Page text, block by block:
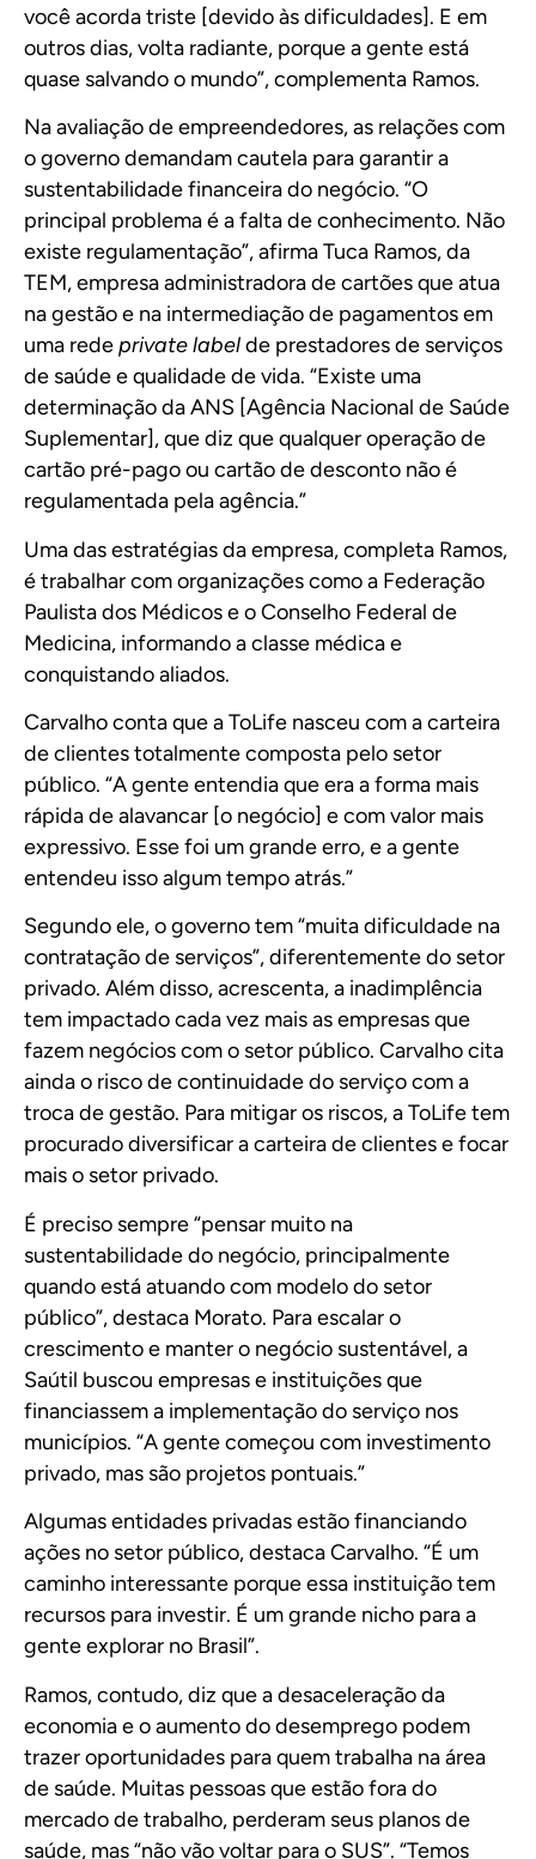
você acorda triste [devido às dificuldades]. E em
outros dias, volta radiante, porque a gente está
quase salvando o mundo”, complementa Ramos.
Na avaliação de empreendedores, as relações com
o governo demandam cautela para garantir a
sustentabilidade financeira do negócio. “O
principal problema é a falta de conhecimento. Não
existe regulamentação”, afirma Tuca Ramos, da
TEM, empresa administradora de cartões que atua
na gestão e na intermediação de pagamentos em
uma redeprivate labelde prestadores de serviços
de saúde e qualidade de vida. “Existe uma
determinação da ANS [Agência Nacional de Saúde
Suplementar], que diz que qualquer operação de
cartão pré-pago ou cartão de desconto não é
regulamentada pela agência.”
Uma das estratégias da empresa, completa Ramos,
é trabalhar com organizações como a Federação
Paulista dos Médicos e o Conselho Federal de
Medicina, informando a classe médica e
conquistando aliados.
Carvalho conta que a ToLife nasceu com a carteira
de clientes totalmente composta pelo setor
público. “A gente entendia que era a forma mais
rápida de alavancar [o negócio] e com valor mais
expressivo. Esse foi um grande erro, e a gente
entendeu isso algum tempo atrás.”
Segundo ele, o governo tem “muita dificuldade na
contratação de serviços”, diferentemente do setor
privado. Além disso, acrescenta, a inadimplência
tem impactado cada vez mais as empresas que
fazem negócios com o setor público. Carvalho cita
ainda o risco de continuidade do serviço com a
troca de gestão. Para mitigar os riscos, a ToLife tem
procurado diversificar a carteira de clientes e focar
mais o setor privado.
É preciso sempre “pensar muito na
sustentabilidade do negócio, principalmente
quando está atuando com modelo do setor
público”, destaca Morato. Para escalar o
crescimento e manter o negócio sustentável, a
Saútil buscou empresas e instituições que
financiassem a implementação do serviço nos
municípios. “A gente começou com investimento
privado, mas são projetos pontuais.”
Algumas entidades privadas estão financiando
ações no setor público, destaca Carvalho. “É um
caminho interessante porque essa instituição tem
recursos para investir. É um grande nicho para a
gente explorar no Brasil”.
Ramos, contudo, diz que a desaceleração da
economia e o aumento do desemprego podem
trazer oportunidades para quem trabalha na área
de saúde. Muitas pessoas que estão fora do
mercado de trabalho, perderam seus planos de
saúde, mas “não vão voltar para o SUS”. “Temos